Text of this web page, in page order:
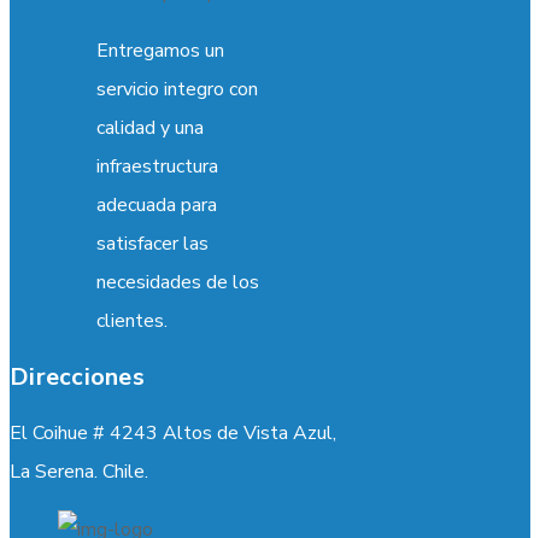
Entregamos un
servicio integro con
calidad y una
infraestructura
adecuada para
satisfacer las
necesidades de los
clientes.
Direcciones
El Coihue # 4243 Altos de Vista Azul,
La Serena. Chile.